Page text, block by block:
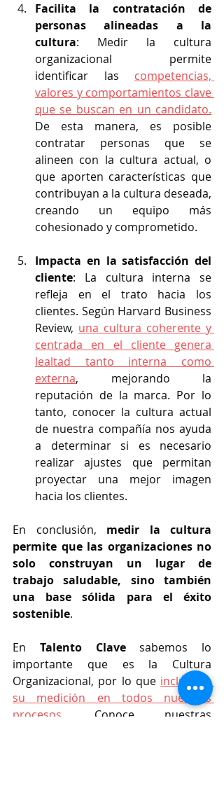
Facilita la contratación de
personas alineadas a la
cultura: Medir la cultura
organizacional permite
identificar las competencias,
valores y comportamientos clave
que se buscan en un candidato.
De esta manera, es posible
contratar personas que se
alineen con la cultura actual, o
que aporten características que
contribuyan a la cultura deseada,
creando un equipo más
cohesionado y comprometido.
Impacta en la satisfacción del
cliente: La cultura interna se
refleja en el trato hacia los
clientes. Según Harvard Business
Review, una cultura coherente y
centrada en el cliente genera
lealtad tanto interna como
externa, mejorando la
reputación de la marca. Por lo
tanto, conocer la cultura actual
de nuestra compañía nos ayuda
a determinar si es necesario
realizar ajustes que permitan
proyectar una mejor imagen
hacia los clientes.
En conclusión, medir la cultura
permite que las organizaciones no
solo construyan un lugar de
trabajo saludable, sino también
una base sólida para el éxito
sostenible.
En Talento Clave sabemos lo
importante que es la Cultura
Organizacional, por lo que incluimos
su medición en todos nuestros
procesos . Conoce nuestras